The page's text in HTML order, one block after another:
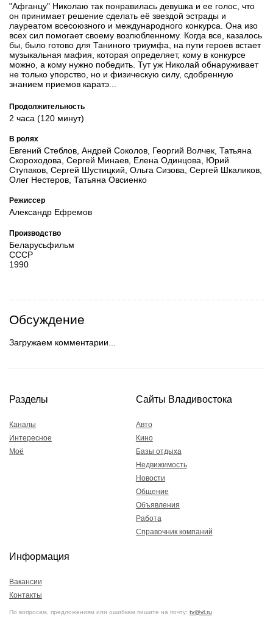
"Афганцу" Николаю так понравилась девушка и ее голос, что
он принимает решение сделать её звездой эстрады и
лауреатом всесоюзного и международного конкурса. Она изо
всех сил помогает своему возлюбленному. Когда все, казалось
бы, было готово для Таниного триумфа, на пути героев встает
музыкальная мафия, которая определяет, кому в конкурсе
можно, а кому нужно победить. Тут уж Николай обнаруживает
не только упорство, но и физическую силу, сдобренную
знанием приемов каратэ...
Продолжительность
2 часа (120 минут)
В ролях
Евгений Стеблов, Андрей Соколов, Георгий Волчек, Татьяна
Скороходова, Сергей Минаев, Елена Одинцова, Юрий
Ступаков, Сергей Шустицкий, Ольга Сизова, Сергей Шкаликов,
Олег Нестеров, Татьяна Овсиенко
Режиссер
Александр Ефремов
Производство
Беларусьфильм
СССР
1990
Обсуждение
Загружаем комментарии...
Разделы
Каналы
Интересное
Моё
Сайты Владивостока
Авто
Кино
Базы отдыха
Недвижимость
Новости
Общение
Объявления
Работа
Справочник компаний
Информация
Вакансии
Контакты
По вопросам, предложениям или ошибкам пишите на почту: tv@vl.ru